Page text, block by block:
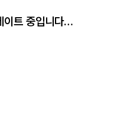
이트 중입니다…